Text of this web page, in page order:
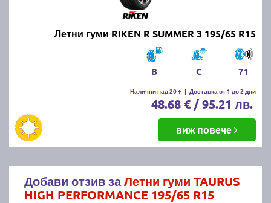
Летни гуми RIKEN R SUMMER 3 195/65 R15
B C 71
Налични над 20 + | Доставка от 1 до 2 дни
48.68 € / 95.21 лв.
виж повече
Добави отзив заЛетни гуми TAURUS
HIGH PERFORMANCE 195/65 R15